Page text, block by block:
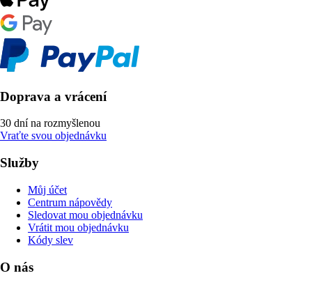
Doprava a vrácení
30 dní na rozmyšlenou
Vraťte svou objednávku
Služby
Můj účet
Centrum nápovědy
Sledovat mou objednávku
Vrátit mou objednávku
Kódy slev
O nás